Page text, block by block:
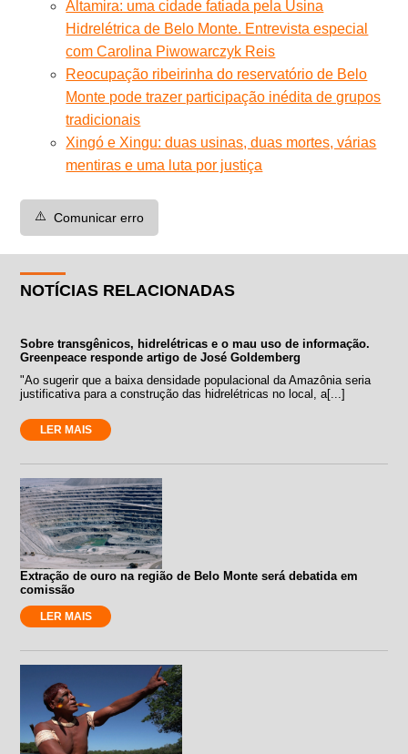
Altamira: uma cidade fatiada pela Usina
Hidrelétrica de Belo Monte. Entrevista especial
com Carolina Piwowarczyk Reis
Reocupação ribeirinha do reservatório de Belo
Monte pode trazer participação inédita de grupos
tradicionais
Xingó e Xingu: duas usinas, duas mortes, várias
mentiras e uma luta por justiça
⚠️ Comunicar erro
NOTÍCIAS RELACIONADAS
Sobre transgênicos, hidrelétricas e o mau uso de informação.
Greenpeace responde artigo de José Goldemberg
"Ao sugerir que a baixa densidade populacional da Amazônia seria
justificativa para a construção das hidrelétricas no local, a[...]
LER MAIS
Extração de ouro na região de Belo Monte será debatida em
comissão
LER MAIS